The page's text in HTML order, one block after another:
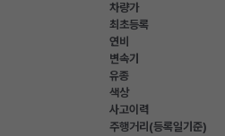
차량가
최초등록
연비
변속기
유종
색상
사고이력
주행거리(등록일기준)